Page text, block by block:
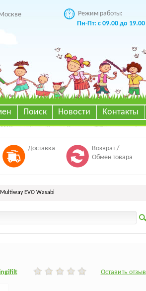
Режим работы:
Пн-Пт: с 09.00 до 19.00
Поиск Новости Контакты
Доставка
Возврат /
Обмен товара
EVO Wasabi
Оставить отзыв